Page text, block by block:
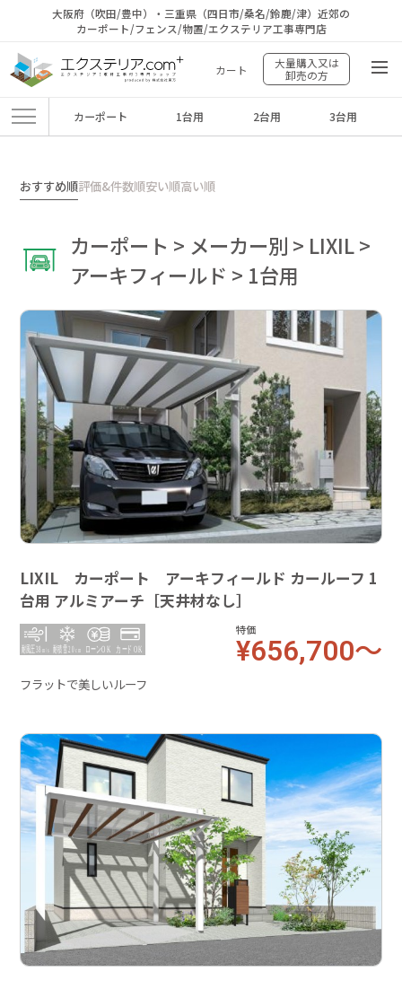
大阪府（吹田/豊中）・三重県（四日市/桑名/鈴鹿/津）近郊の
カーポート/フェンス/物置/エクステリア工事専門店
カート
大量購入又は
卸売の方
カーポート 1台用 2台用 3台用
おすすめ順評価&件数順安い順高い順
カーポート > メーカー別 > LIXIL >
アーキフィールド > 1台用
LIXIL カーポート アーキフィールド カールーフ 1
台用 アルミアーチ［天井材なし］
特価
¥656,700～
フラットで美しいルーフ